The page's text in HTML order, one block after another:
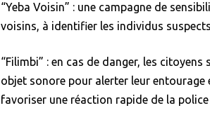
“Yeba Voisin” : une campagne de
voisins, à identifier les individus
“Filimbi” : en cas de danger, les
objet sonore pour alerter leur entourage
favoriser une réaction rapide de la